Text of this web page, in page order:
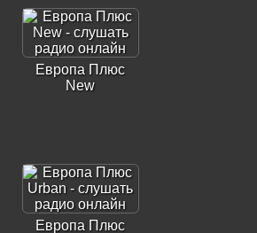
Европа Плюс
New
Европа Плюс